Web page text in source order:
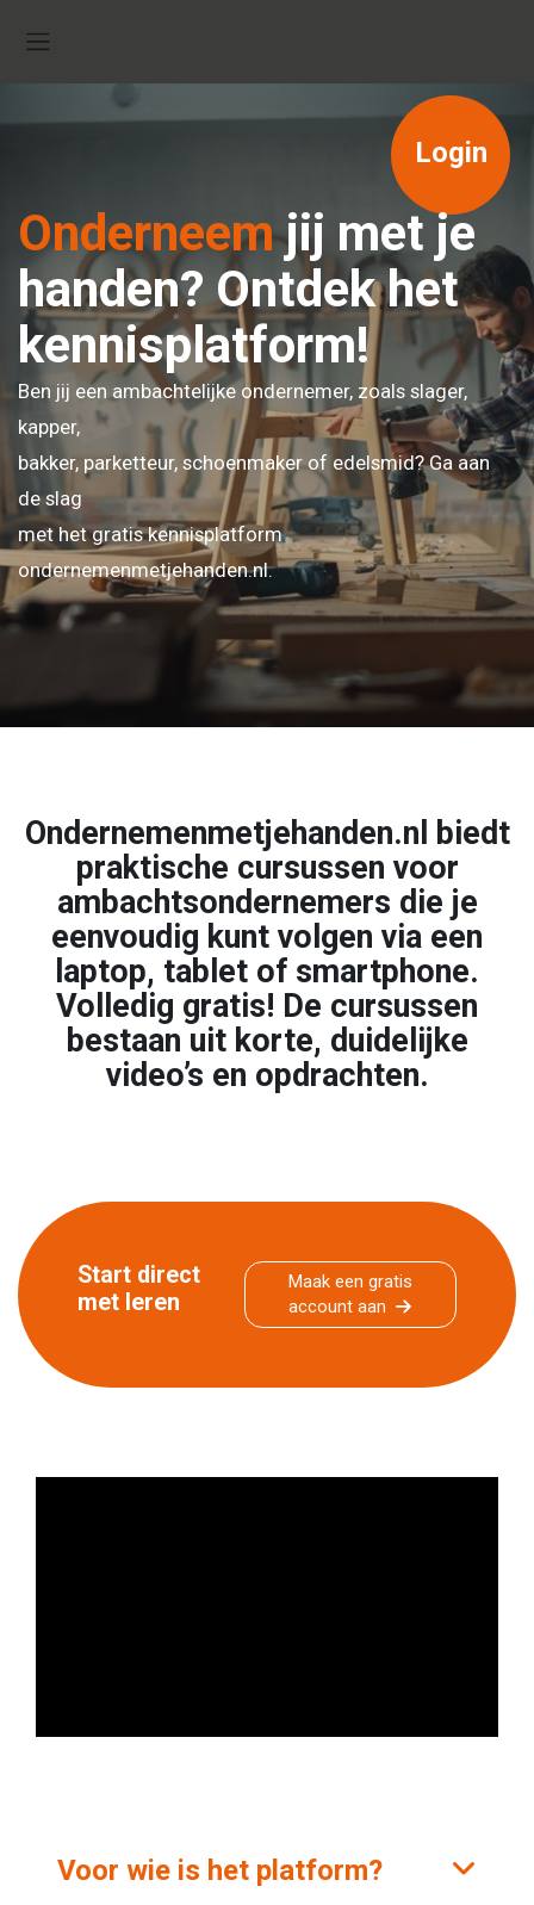
Login
Onderneemjij met je
handen? Ontdek het
kennisplatform!
Ben jij een ambachtelijke ondernemer, zoals slager,
kapper,
bakker, parketteur, schoenmaker of edelsmid? Ga aan
de slag
met het gratis kennisplatform
ondernemenmetjehanden.nl.
Ondernemenmetjehanden.nl biedt
praktische cursussen voor
ambachtsondernemers die je
eenvoudig kunt volgen via een
laptop, tablet of smartphone.
Volledig gratis! De cursussen
bestaan uit korte, duidelijke
video’s en opdrachten.
Start direct
met leren
Maak een gratis
account aan
Voor wie is het platform?